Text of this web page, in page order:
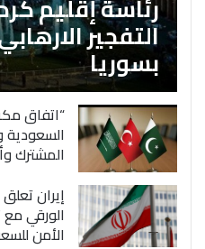
التفجير
بسوريا
“اتفاق
السعودية
المشترك
إيران
الورقي مع
الأمن